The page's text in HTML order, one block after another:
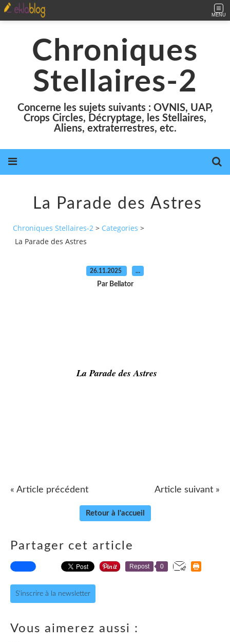
MENU
Chroniques
Stellaires-2
Concerne les sujets suivants : OVNIS, UAP,
Crops Circles, Décryptage, les Stellaires,
Aliens, extraterrestres, etc.
La Parade des Astres
Chroniques Stellaires-2 > Categories >
La Parade des Astres
26.11.2025 …
Par Bellator
La Parade des Astres
« Article précédent Article suivant »
Retour à l'accueil
Partager cet article
Repost 0
S'inscrire à la newsletter
Vous aimerez aussi :